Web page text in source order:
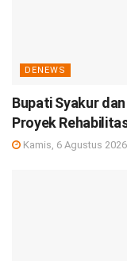
DENEWS
Bupati Syakur
Proyek
Kamis, 6 Agustus 2026